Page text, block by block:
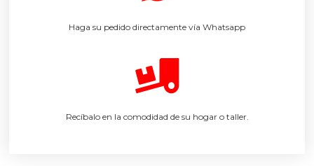
Haga su pedido directamente vía Whatsapp
Recíbalo en la comodidad de su hogar o taller.